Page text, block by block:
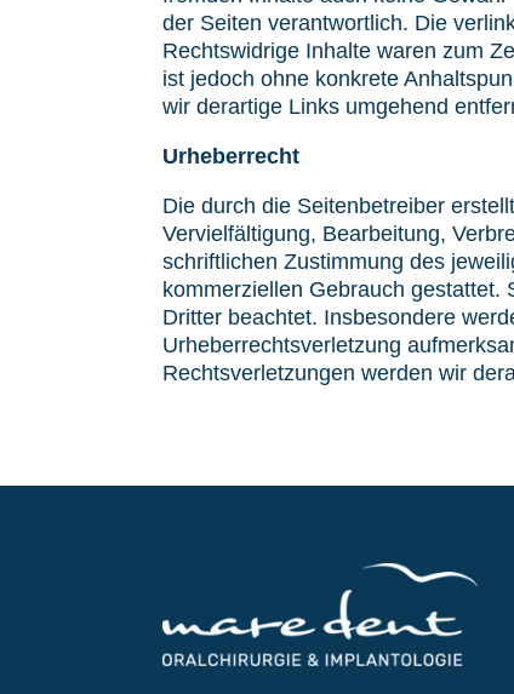
der Seiten verantwortlich. Die
Rechtswidrige Inhalte waren zum
ist jedoch ohne konkrete
wir derartige Links umgehend
Urheberrecht
Die durch die Seitenbetreiber
Vervielfältigung, Bearbeitung,
schriftlichen Zustimmung des
kommerziellen Gebrauch gestattet.
Dritter beachtet. Insbesondere
Urheberrechtsverletzung
Rechtsverletzungen werden wir